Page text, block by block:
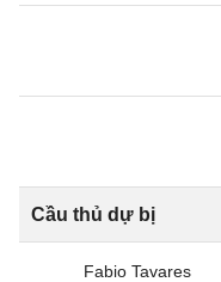
Cầu thủ dự bị
Fabio Tavares